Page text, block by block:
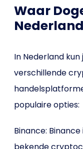
Waar
Nederland
In Nederland
verschillende
populaire opties:
Binance: